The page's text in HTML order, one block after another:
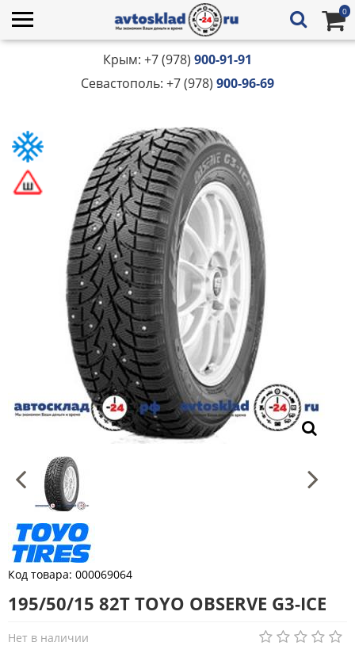
0
Крым: +7 (978) 900-91-91
Севастополь: +7 (978) 900-96-69
Код товара: 000069064
195/50/15 82T TOYO OBSERVE G3-ICE
Нет в наличии